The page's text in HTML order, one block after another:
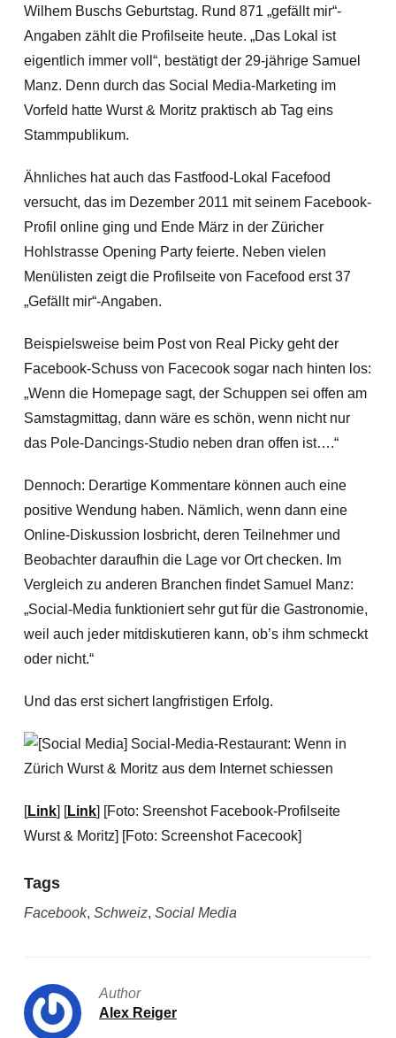
Wilhem Buschs Geburtstag. Rund 871 „gefällt mir“-
Angaben zählt die Profilseite heute. „Das Lokal ist
eigentlich immer voll“, bestätigt der 29-jährige Samuel
Manz. Denn durch das Social Media-Marketing im
Vorfeld hatte Wurst & Moritz praktisch ab Tag eins
Stammpublikum.
Ähnliches hat auch das Fastfood-Lokal Facefood
versucht, das im Dezember 2011 mit seinem Facebook-
Profil online ging und Ende März in der Züricher
Hohlstrasse Opening Party feierte. Neben vielen
Menülisten zeigt die Profilseite von Facefood erst 37
„Gefällt mir“-Angaben.
Beispielsweise beim Post von Real Picky geht der
Facebook-Schuss von Facecook sogar nach hinten los:
„Wenn die Homepage sagt, der Schuppen sei offen am
Samstagmittag, dann wäre es schön, wenn nicht nur
das Pole-Dancings-Studio neben dran offen ist….“
Dennoch: Derartige Kommentare können auch eine
positive Wendung haben. Nämlich, wenn dann eine
Online-Diskussion losbricht, deren Teilnehmer und
Beobachter daraufhin die Lage vor Ort checken. Im
Vergleich zu anderen Branchen findet Samuel Manz:
„Social-Media funktioniert sehr gut für die Gastronomie,
weil auch jeder mitdiskutieren kann, ob’s ihm schmeckt
oder nicht.“
Und das erst sichert langfristigen Erfolg.
[Link] [Link] [Foto: Sreenshot Facebook-Profilseite
Wurst & Moritz] [Foto: Screenshot Facecook]
Tags
Facebook, Schweiz, Social Media
Author
Alex Reiger